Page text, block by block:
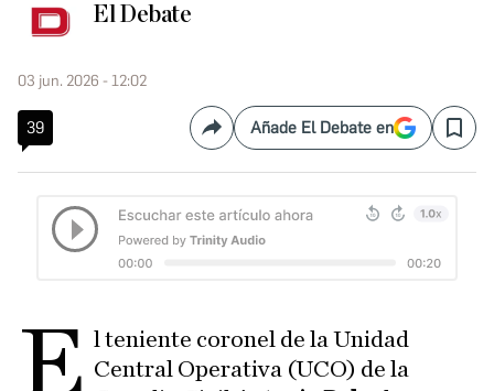
El Debate
03 jun. 2026 - 12:02
39 CompartirAñade El Debate en Save
E l teniente coronel de la Unidad
Central Operativa (UCO) de la